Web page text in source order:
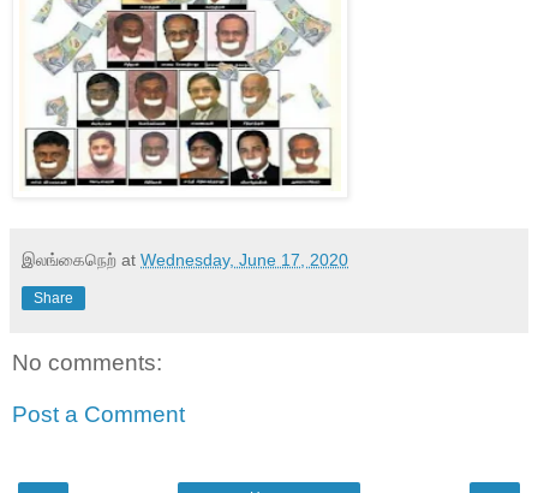
இலங்கைநெற் at Wednesday, June 17, 2020
Share
No comments:
Post a Comment